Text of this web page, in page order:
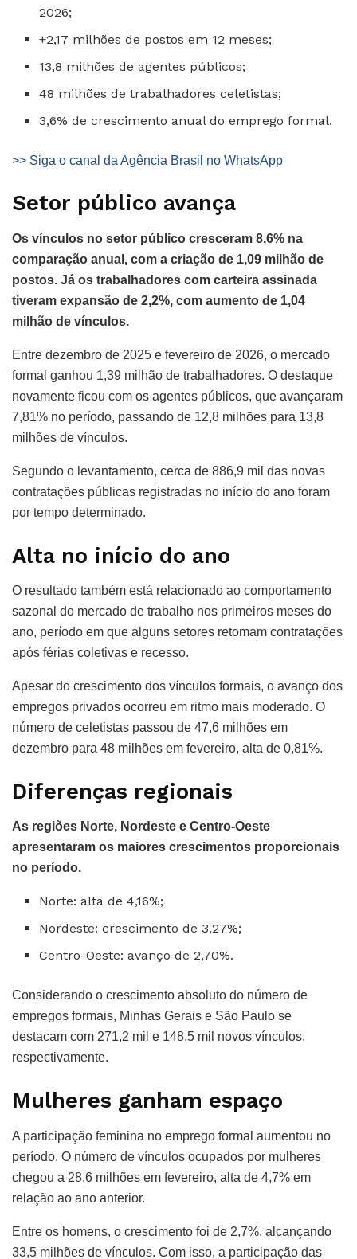
2026;
+2,17 milhões de postos em 12 meses;
13,8 milhões de agentes públicos;
48 milhões de trabalhadores celetistas;
3,6% de crescimento anual do emprego formal.
>> Siga o canal da Agência Brasil no WhatsApp
Setor público avança
Os vínculos no setor público cresceram 8,6% na
comparação anual, com a criação de 1,09 milhão de
postos. Já os trabalhadores com carteira assinada
tiveram expansão de 2,2%, com aumento de 1,04
milhão de vínculos.
Entre dezembro de 2025 e fevereiro de 2026, o mercado
formal ganhou 1,39 milhão de trabalhadores. O destaque
novamente ficou com os agentes públicos, que avançaram
7,81% no período, passando de 12,8 milhões para 13,8
milhões de vínculos.
Segundo o levantamento, cerca de 886,9 mil das novas
contratações públicas registradas no início do ano foram
por tempo determinado.
Alta no início do ano
O resultado também está relacionado ao comportamento
sazonal do mercado de trabalho nos primeiros meses do
ano, período em que alguns setores retomam contratações
após férias coletivas e recesso.
Apesar do crescimento dos vínculos formais, o avanço dos
empregos privados ocorreu em ritmo mais moderado. O
número de celetistas passou de 47,6 milhões em
dezembro para 48 milhões em fevereiro, alta de 0,81%.
Diferenças regionais
As regiões Norte, Nordeste e Centro-Oeste
apresentaram os maiores crescimentos proporcionais
no período.
Norte: alta de 4,16%;
Nordeste: crescimento de 3,27%;
Centro-Oeste: avanço de 2,70%.
Considerando o crescimento absoluto do número de
empregos formais, Minhas Gerais e São Paulo se
destacam com 271,2 mil e 148,5 mil novos vínculos,
respectivamente.
Mulheres ganham espaço
A participação feminina no emprego formal aumentou no
período. O número de vínculos ocupados por mulheres
chegou a 28,6 milhões em fevereiro, alta de 4,7% em
relação ao ano anterior.
Entre os homens, o crescimento foi de 2,7%, alcançando
33,5 milhões de vínculos. Com isso, a participação das